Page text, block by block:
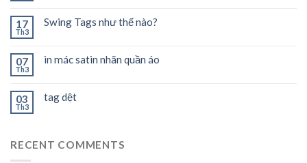
17
Th3
Swing Tags như thế nào?
07
Th3
in mác satin nhãn quần áo
03
Th3
tag dệt
RECENT COMMENTS